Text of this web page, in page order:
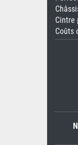
Cintre
Coûts